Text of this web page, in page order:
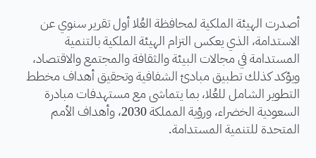
أصدرت الهيئة الملكية لمحافظة العُلا أول تقرير سنوي عن
الاستدامة، الذي يعكس التزام الهيئة الملكية بالتنمية
المستدامة في مجالات البيئة والثقافة والمجتمع والاقتصاد،
ويؤكد كذلك تطبيق مبادئ الشفافية وتحقيق أهداف مخطط
التطوير الشامل للعُلا، بما يتماشى مع مستهدفات مبادرة
السعودية الخضراء، ورؤية المملكة 2030، وأهداف الأمم
المتحدة للتنمية المستدامة.